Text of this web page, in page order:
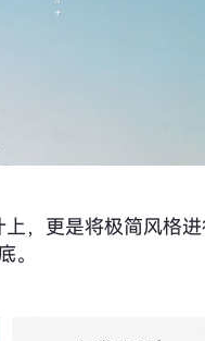
，更是将极简风格
。